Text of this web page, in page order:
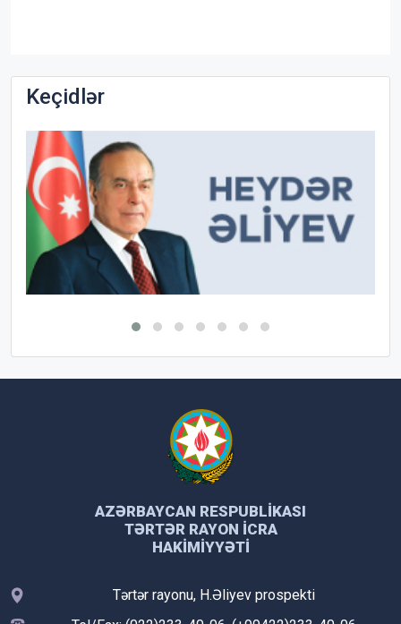
Keçidlər
AZƏRBAYCAN RESPUBLIKASI
TƏRTƏR RAYON İCRA
HAKIMIYYƏTI
Tərtər rayonu, H.Əliyev prospekti